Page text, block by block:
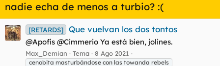
nadie echa de menos a turbio? :(
[RETARDS] Que vuelvan los dos tontos
@Apofis @Cimmerio Ya está bien, jolines.
Max_Demian Tema 8 Ago 2021
cenobita masturbándose con las towanda rebels